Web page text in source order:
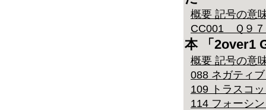
概要 記号の意
CC001 Ｑ９
本 「2over1
概要 記号の意
088 ネガティ
109 トラスコ
114 フォーシ